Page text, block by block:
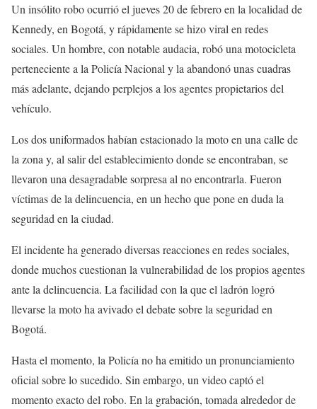
Un insólito robo ocurrió el jueves 20 de febrero en la localidad de
Kennedy, en Bogotá, y rápidamente se hizo viral en redes
sociales. Un hombre, con notable audacia, robó una motocicleta
perteneciente a la Policía Nacional y la abandonó unas cuadras
más adelante, dejando perplejos a los agentes propietarios del
vehículo.
Los dos uniformados habían estacionado la moto en una calle de
la zona y, al salir del establecimiento donde se encontraban, se
llevaron una desagradable sorpresa al no encontrarla. Fueron
víctimas de la delincuencia, en un hecho que pone en duda la
seguridad en la ciudad.
El incidente ha generado diversas reacciones en redes sociales,
donde muchos cuestionan la vulnerabilidad de los propios agentes
ante la delincuencia. La facilidad con la que el ladrón logró
llevarse la moto ha avivado el debate sobre la seguridad en
Bogotá.
Hasta el momento, la Policía no ha emitido un pronunciamiento
oficial sobre lo sucedido. Sin embargo, un video captó el
momento exacto del robo. En la grabación, tomada alrededor de